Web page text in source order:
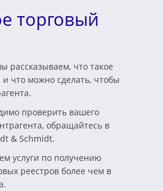
торговый
рассказываем, что такое
что можно сделать, чтобы
проверить вашего
обращайтесь в
& Schmidt.
услуги по получению
реестров более чем в